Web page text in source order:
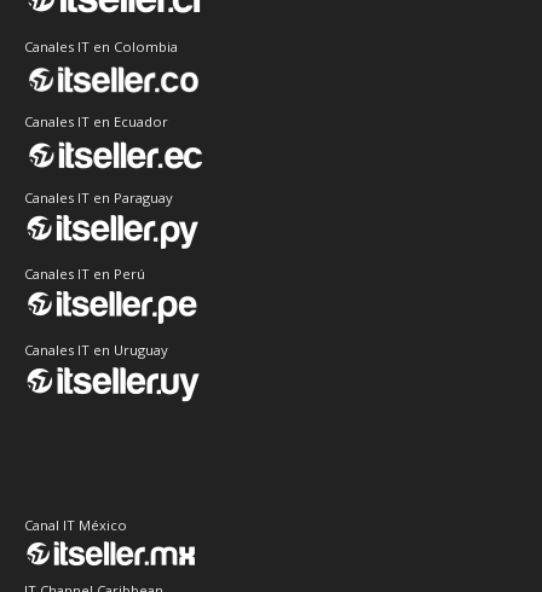
Canales IT en Colombia
Canales IT en Ecuador
Canales IT en Paraguay
Canales IT en Perú
Canales IT en Uruguay
Canal IT México